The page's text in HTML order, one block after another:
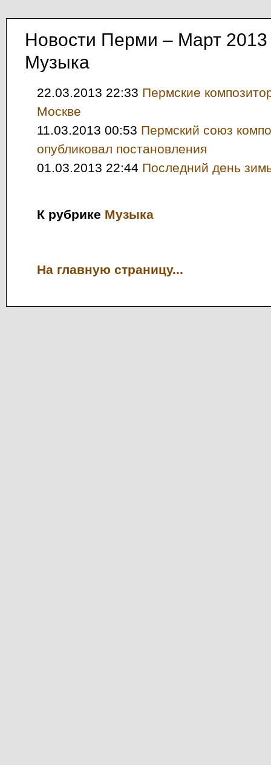
Новости Перми – Март 2013
Музыка
22.03.2013 22:33 Пермские
Москве
11.03.2013 00:53 Пермский союз
опубликовал постановления
01.03.2013 22:44 Последний день
К рубрике Музыка
На главную страницу...